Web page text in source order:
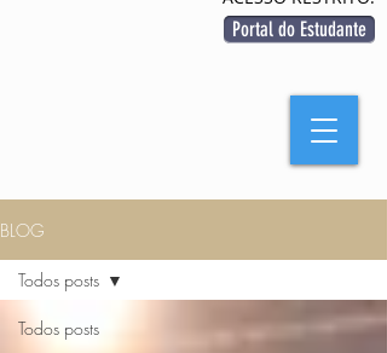
Portal do Estudante
BLOG
Todos posts
Todos posts